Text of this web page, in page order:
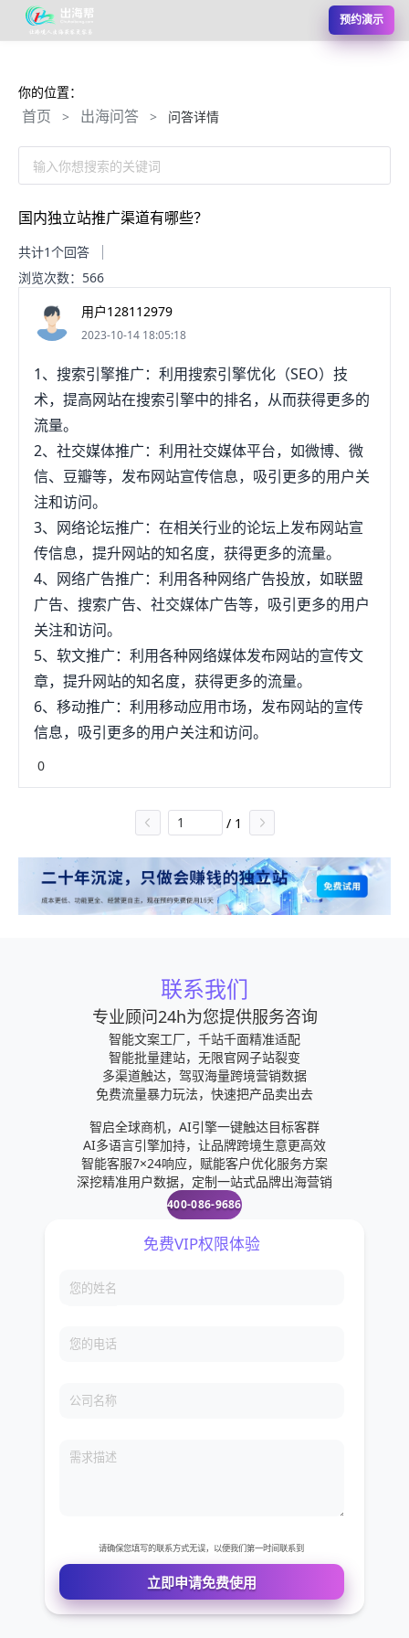
预约演示
你的位置：
首页 > 出海问答 > 问答详情
输入你想搜索的关键词
国内独立站推广渠道有哪些？
共计1个回答
浏览次数：566
用户128112979
2023-10-14 18:05:18
1、搜索引擎推广：利用搜索引擎优化（SEO）技
术，提高网站在搜索引擎中的排名，从而获得更多的
流量。
2、社交媒体推广：利用社交媒体平台，如微博、微
信、豆瓣等，发布网站宣传信息，吸引更多的用户关
注和访问。
3、网络论坛推广：在相关行业的论坛上发布网站宣
传信息，提升网站的知名度，获得更多的流量。
4、网络广告推广：利用各种网络广告投放，如联盟
广告、搜索广告、社交媒体广告等，吸引更多的用户
关注和访问。
5、软文推广：利用各种网络媒体发布网站的宣传文
章，提升网站的知名度，获得更多的流量。
6、移动推广：利用移动应用市场，发布网站的宣传
信息，吸引更多的用户关注和访问。
0
/ 1
联系我们
专业顾问24h为您提供服务咨询
智能文案工厂，千站千面精准适配
智能批量建站，无限官网子站裂变
多渠道触达，驾驭海量跨境营销数据
免费流量暴力玩法，快速把产品卖出去
智启全球商机，AI引擎一键触达目标客群
AI多语言引擎加持，让品牌跨境生意更高效
智能客服7×24响应，赋能客户优化服务方案
深挖精准用户数据，定制一站式品牌出海营销
400-086-9686
需求描述